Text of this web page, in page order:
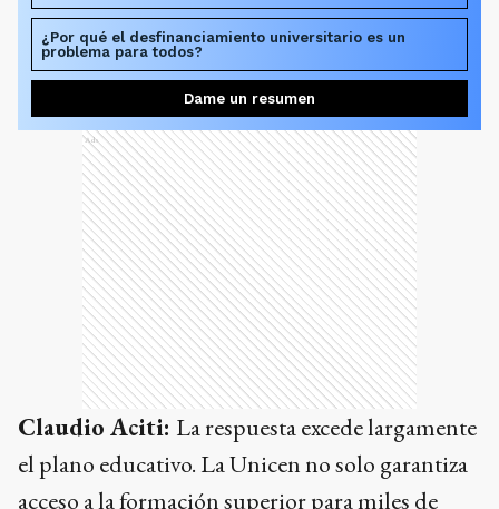
¿Por qué el desfinanciamiento universitario es un
problema para todos?
Dame un resumen
Ads
Claudio Aciti: La respuesta excede largamente
el plano educativo. La Unicen no solo garantiza
acceso a la formación superior para miles de